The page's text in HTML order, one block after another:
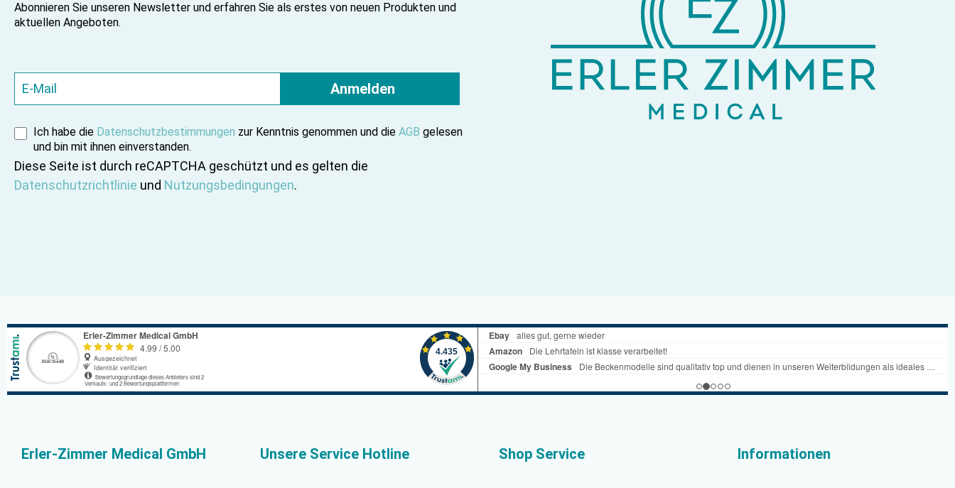
Abonnieren Sie unseren Newsletter und erfahren Sie als erstes von neuen Produkten und
aktuellen Angeboten.
Anmelden
Ich habe die Datenschutzbestimmungen zur Kenntnis genommen und die AGB gelesen
und bin mit ihnen einverstanden.
Diese Seite ist durch reCAPTCHA geschützt und es gelten die
Datenschutzrichtlinie und Nutzungsbedingungen.
Erler-Zimmer Medical GmbH Unsere Service Hotline Shop Service Informationen